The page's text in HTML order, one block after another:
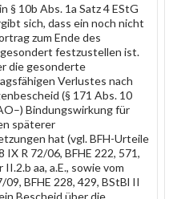
§ 10b Abs. 1a Satz 4 EStG
sich, dass ein noch nicht
zum Ende des
festzustellen ist.
die gesonderte
Verlustes nach
(§ 171 Abs. 10
Bindungswirkung für
späterer
hat (vgl. BFH-Urteile
R 72/06, BFHE 222, 571,
aa, a.E., sowie vom
09, BFHE 228, 429, BStBl II
Bescheid über die